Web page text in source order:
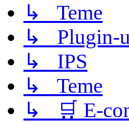
↳ Teme
↳ Plugin-
↳ IPS
↳ Teme
↳ 🛒 E-